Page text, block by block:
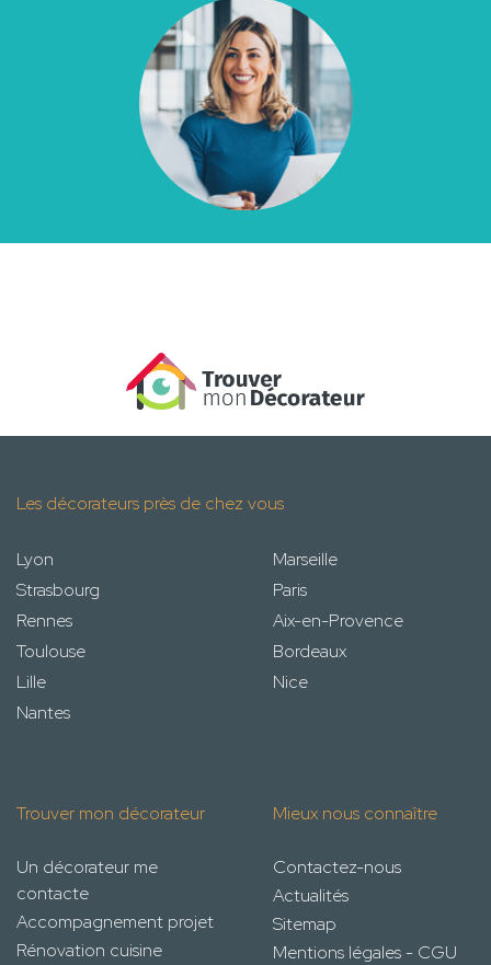
Les décorateurs près de chez vous
Lyon
Marseille
Strasbourg
Paris
Rennes
Aix-en-Provence
Toulouse
Bordeaux
Lille
Nice
Nantes
Trouver mon décorateur
Un décorateur me
contacte
Accompagnement projet
Rénovation cuisine
Mieux nous connaître
Contactez-nous
Actualités
Sitemap
Mentions légales - CGU